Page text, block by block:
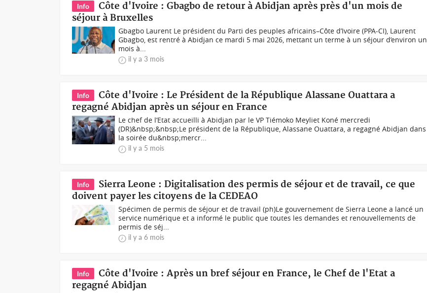
Info
Côte d'Ivoire : Gbagbo de retour à Abidjan après près d'un mois de
séjour à Bruxelles
Gbagbo Laurent Le président du Parti des peuples africains–Côte d’Ivoire (PPA-CI), Laurent
Gbagbo, est rentré à Abidjan ce mardi 5 mai 2026, mettant un terme à un séjour d’environ un
mois à...
il y a 3 mois
Info
Côte d'Ivoire : Le Président de la République Alassane Ouattara a
regagné Abidjan après un séjour en France
Le chef de l’Etat accueilli à Abidjan par le VP Tiémoko Meyliet Koné mercredi
(DR)&nbsp;&nbsp;Le président de la République, Alassane Ouattara, a regagné Abidjan dans
la soirée du&nbsp;mercr...
il y a 5 mois
Info
Sierra Leone : Digitalisation des permis de séjour et de travail, ce que
doivent payer les citoyens de la CEDEAO
Spécimen de permis de séjour et de travail (ph)Le gouvernement de Sierra Leone a lancé un
service numérique et a informé le public que toutes les demandes et renouvellements de
permis de séj...
il y a 6 mois
Info
Côte d'Ivoire : Après un bref séjour en France, le Chef de l'Etat a
regagné Abidjan